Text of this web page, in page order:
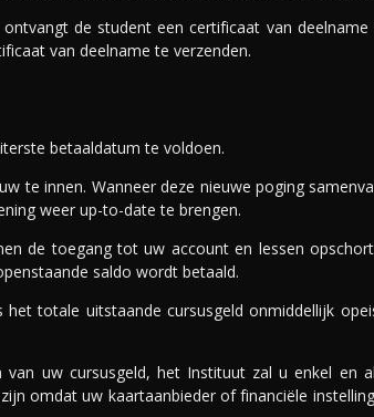
de student een certificaat van
van deelname te verzenden.
betaaldatum te voldoen.
te innen. Wanneer deze nieuwe poging
weer up-to-date te brengen.
de toegang tot uw account en lessen
saldo wordt betaald.
totale uitstaande cursusgeld onmiddellijk
uw cursusgeld, het Instituut zal u enkel en
omdat uw kaartaanbieder of financiële